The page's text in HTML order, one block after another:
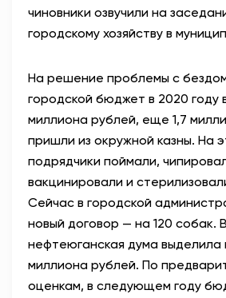
АНТИТЕРРОР
ОФИЦИАЛЬНО
Вход /
чиновники озвучили на
городскому хозяйству в
На решение проблемы с
городской бюджет в 2020 году
миллиона рублей, еще 1,7
пришли из окружной казны. На
подрядчики поймали,
вакцинировали и
Сейчас в городской
новый договор — на 120 собак.
нефтеюганская дума выделила
миллиона рублей. По
оценкам, в следующем году